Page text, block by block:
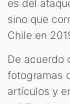
es del
sino que
Chile en
De acuerdo
fotogramas
artículos y